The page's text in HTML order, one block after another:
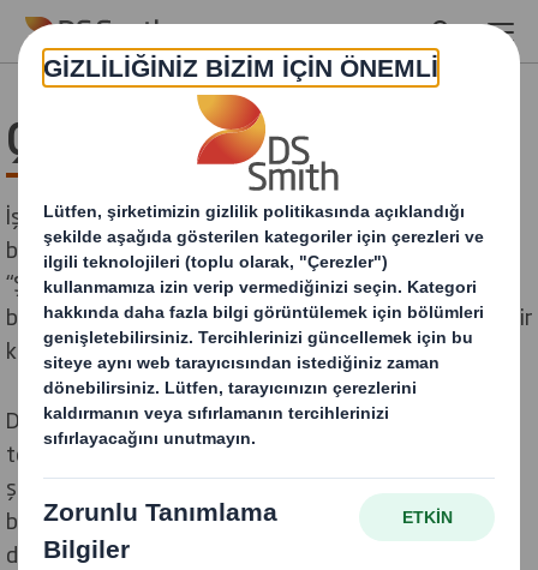
Skip to main content
Çerez Aydınlatma Metni
İşbu Çerez Aydınlatma Metni (“Metin”), DS Smith ve
birimleri, bağlı ortaklıkları ile iştirakleri (topluca
“Şirketimiz” olarak anılacaktır) tarafından sahip olunan
bu web sitesinin veya bu Metnin göründüğü herhangi bir
konumun kullanıcılarına uygulanır.
DS Smith olarak gizlilik ve veri korumaya yaklaşımımız,
temel değerlerimizden biri olan “her zaman doğru
şeyleri, doğru şekilde ve doğru sebeplerle yapmaya
bağlılık” ile başlar. Şirketimiz, kişisel verilerinizi etik
değerleri doğrultusunda ve faaliyet gösterdiği